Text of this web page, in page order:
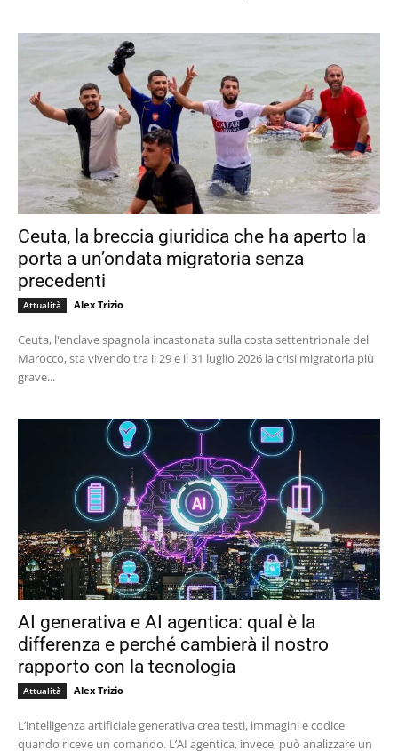
Ceuta, la breccia giuridica che ha aperto la
porta a un’ondata migratoria senza
precedenti
Attualità Alex Trizio
Ceuta, l'enclave spagnola incastonata sulla costa settentrionale del
Marocco, sta vivendo tra il 29 e il 31 luglio 2026 la crisi migratoria più
grave...
AI generativa e AI agentica: qual è la
differenza e perché cambierà il nostro
rapporto con la tecnologia
Attualità Alex Trizio
L’intelligenza artificiale generativa crea testi, immagini e codice
quando riceve un comando. L’AI agentica, invece, può analizzare un